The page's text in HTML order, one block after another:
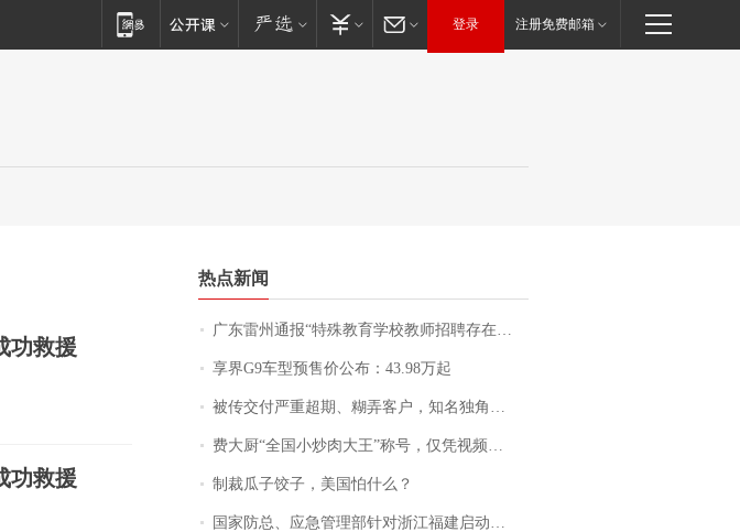
登录 注册免费邮箱
功救援
功救援
热点新闻
广东雷州通报“特殊教育学校教师招聘存在违规行为”：已启动问责程序 副校长被停职
享界G9车型预售价公布：43.98万起
被传交付严重超期、糊弄客户，知名独角兽车企创始人回应：都没证据，将依法采取措施，“本人长期与美国交管局保持沟通，对方表示肯定”
费大厨“全国小炒肉大王”称号，仅凭视频评出？中国烹饪协会回应
制裁瓜子饺子，美国怕什么？
国家防总、应急管理部针对浙江福建启动防汛防台风四级应急响应